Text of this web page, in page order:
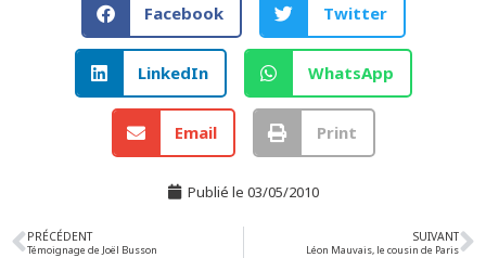
Facebook Twitter
LinkedIn WhatsApp
Email Print
Publié le 03/05/2010
PRÉCÉDENT
Témoignage de Joël Busson
SUIVANT
Léon Mauvais, le cousin de Paris